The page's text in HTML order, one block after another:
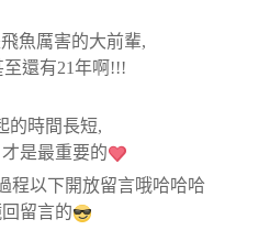
魚厲害的大前輩,
至還有21年啊!!!
的時間長短,
才是最重要的
程以下開放留言哦哈哈哈
留言的